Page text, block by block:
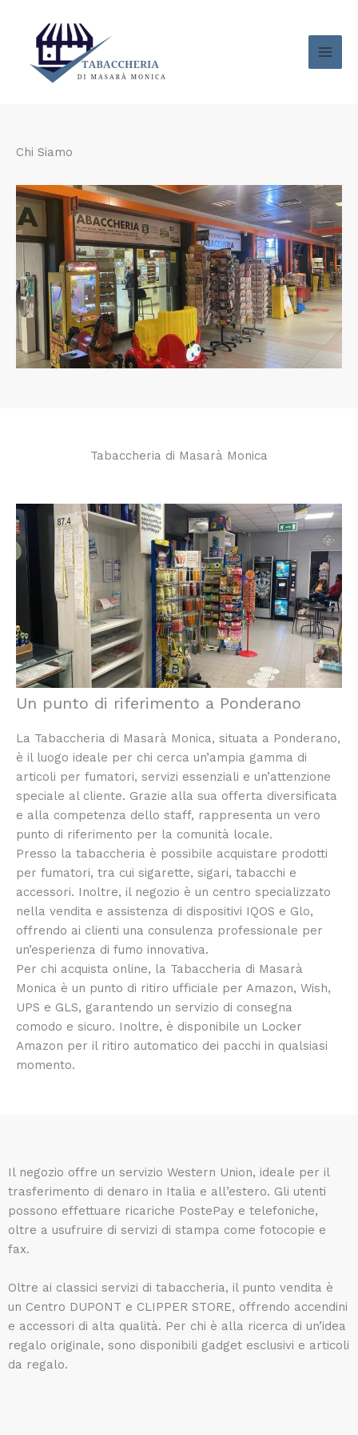
contenuto
Chi Siamo
Tabaccheria di Masarà Monica
Un punto di riferimento a Ponderano
La Tabaccheria di Masarà Monica, situata a Ponderano,
è il luogo ideale per chi cerca un’ampia gamma di
articoli per fumatori, servizi essenziali e un’attenzione
speciale al cliente. Grazie alla sua offerta diversificata
e alla competenza dello staff, rappresenta un vero
punto di riferimento per la comunità locale.
Presso la tabaccheria è possibile acquistare prodotti
per fumatori, tra cui sigarette, sigari, tabacchi e
accessori. Inoltre, il negozio è un centro specializzato
nella vendita e assistenza di dispositivi IQOS e Glo,
offrendo ai clienti una consulenza professionale per
un’esperienza di fumo innovativa.
Per chi acquista online, la Tabaccheria di Masarà
Monica è un punto di ritiro ufficiale per Amazon, Wish,
UPS e GLS, garantendo un servizio di consegna
comodo e sicuro. Inoltre, è disponibile un Locker
Amazon per il ritiro automatico dei pacchi in qualsiasi
momento.
Il negozio offre un servizio Western Union, ideale per il
trasferimento di denaro in Italia e all’estero. Gli utenti
possono effettuare ricariche PostePay e telefoniche,
oltre a usufruire di servizi di stampa come fotocopie e
fax.
Oltre ai classici servizi di tabaccheria, il punto vendita è
un Centro DUPONT e CLIPPER STORE, offrendo accendini
e accessori di alta qualità. Per chi è alla ricerca di un’idea
regalo originale, sono disponibili gadget esclusivi e articoli
da regalo.